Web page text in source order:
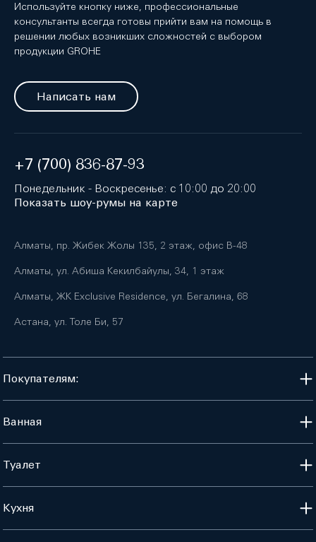
Используйте кнопку ниже, профессиональные
консультанты всегда готовы прийти вам на помощь в
решении любых возникших сложностей с выбором
продукции GROHE
Написать нам
+7 (700) 836-87-93
Понедельник - Воскресенье: с 10:00 до 20:00
Показать шоу-румы на карте
Алматы, пр. Жибек Жолы 135, 2 этаж, офис B-48
Алматы, ул. Абиша Кекилбайулы, 34, 1 этаж
Алматы, ЖК Exclusive Residence, ул. Бегалина, 68
Астана, ул. Толе Би, 57
Покупателям:
Ванная
Туалет
Кухня